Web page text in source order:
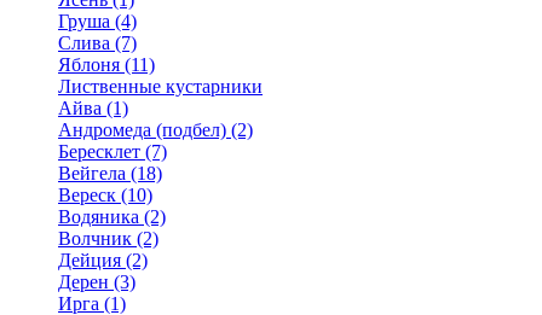
Груша (4)
Слива (7)
Яблоня (11)
Лиственные кустарники
Айва (1)
Андромеда (подбел) (2)
Бересклет (7)
Вейгела (18)
Вереск (10)
Водяника (2)
Волчник (2)
Дейция (2)
Дерен (3)
Ирга (1)